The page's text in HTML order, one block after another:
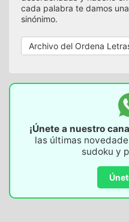
cada palabra te damos
sinónimo.
Archivo del Ordena
¡Únete a nuestro
las últimas
sudoku y